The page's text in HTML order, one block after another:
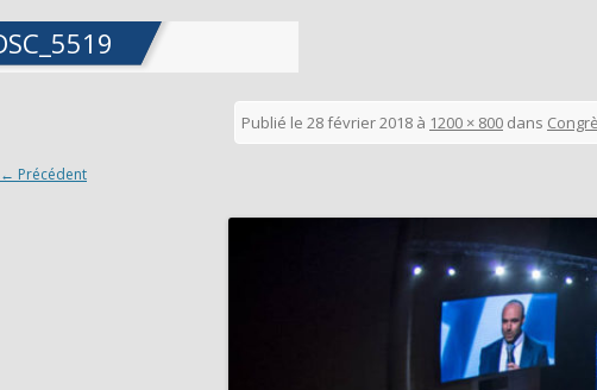
Publié le 28 février 2018 à 1200 × 800 dans
← Précédent